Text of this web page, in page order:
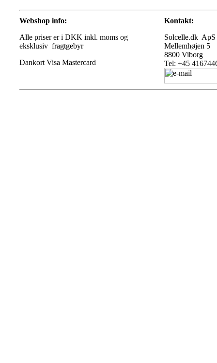
Webshop info:
Alle priser er i DKK inkl. moms og
eksklusiv fragtgebyr
Kontakt:
Solcelle.dk ApS
Mellemhøjen 5
8800 Viborg
Tel: +45